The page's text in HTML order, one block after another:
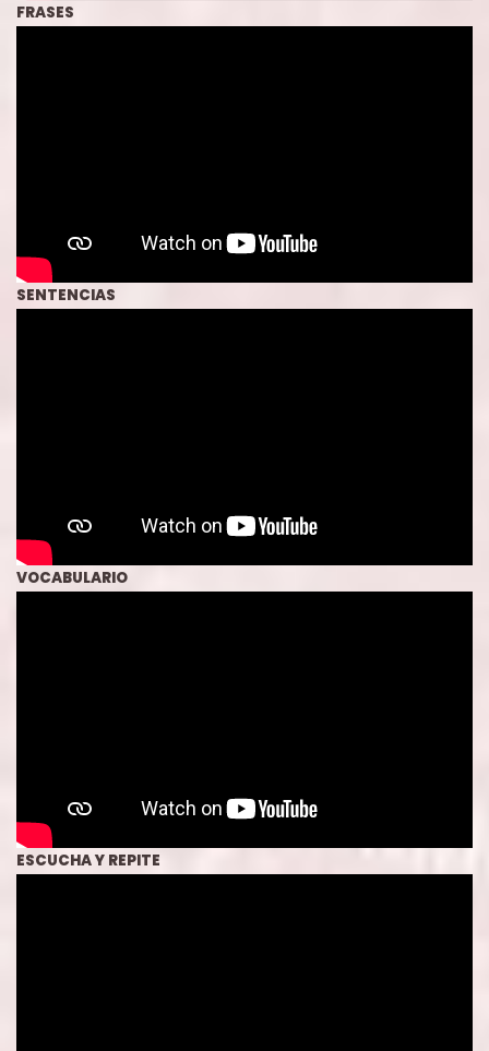
FRASES
SENTENCIAS
VOCABULARIO
ESCUCHA Y REPITE